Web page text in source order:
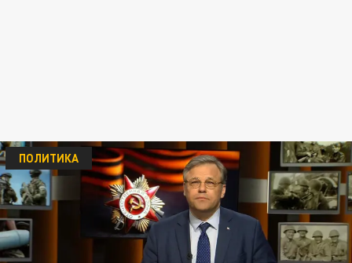
ПОЛИТИКА